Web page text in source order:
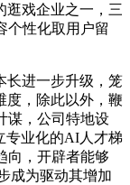
逛戏企业之一，三
个性化取用户留
进一步升级，笼
度，除此以外，鞭
谋，公司特地设
专业化的AI人才梯
向，开辟者能够
成为驱动其增加